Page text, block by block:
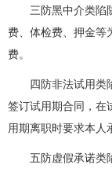
三防黑中介类陷
费、体检费、押金等
费。
四防非法试用类
签订试用期合同，在
用期离职时要求本人
五防虚假承诺类